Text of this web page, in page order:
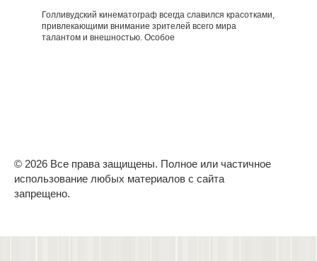
Голливудский кинематограф всегда славился красотками,
привлекающими внимание зрителей всего мира
талантом и внешностью. Особое
© 2026 Все права защищены. Полное или частичное
использование любых материалов с сайта
запрещено.